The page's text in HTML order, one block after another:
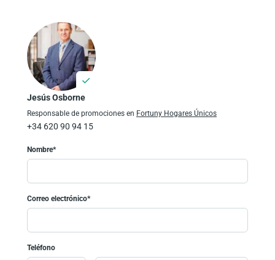
Jesús Osborne
Responsable de promociones en Fortuny Hogares Únicos
+34 620 90 94 15
Nombre*
Correo electrónico*
Teléfono